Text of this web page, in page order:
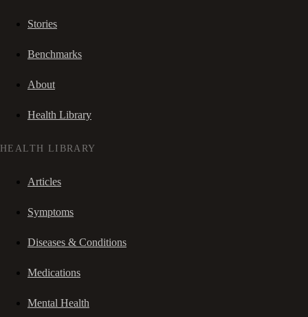
Stories
Benchmarks
About
Health Library
HEALTH LIBRARY
Articles
Symptoms
Diseases & Conditions
Medications
Mental Health